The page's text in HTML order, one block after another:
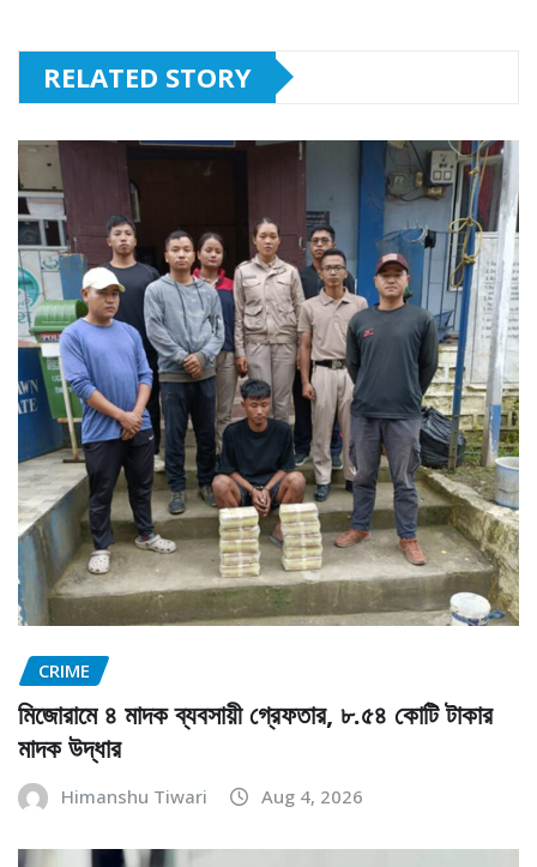
RELATED STORY
CRIME
মিজোরামে ৪ মাদক ব্যবসায়ী গ্রেফতার, ৮.৫৪ কোটি টাকার
মাদক উদ্ধার
Himanshu Tiwari Aug 4, 2026